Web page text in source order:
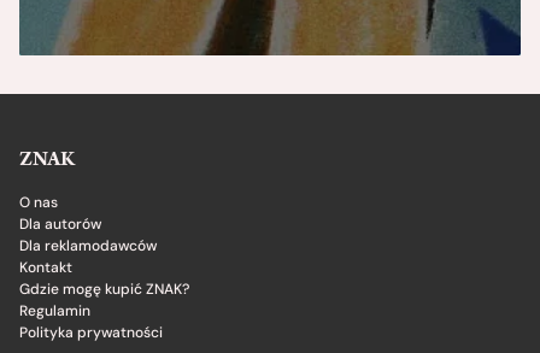
ZNAK
O nas
Dla autorów
Dla reklamodawców
Kontakt
Gdzie mogę kupić ZNAK?
Regulamin
Polityka prywatności